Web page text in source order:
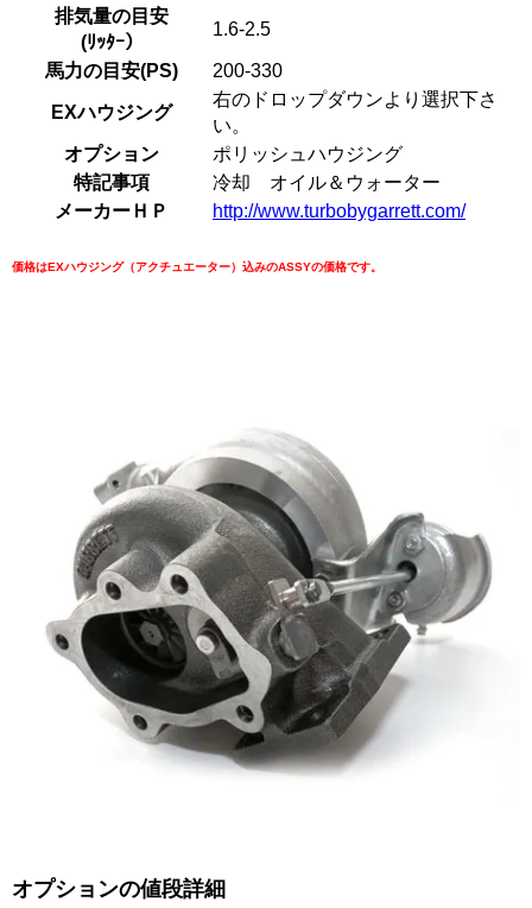
排気量の目安
(ﾘｯﾀｰ）
1.6-2.5
馬力の目安(PS) 200-330
EXハウジング
右のドロップダウンより選択下さ
い。
オプション
ポリッシュハウジング
特記事項
冷却 オイル＆ウォーター
メーカーＨＰ
http://www.turbobygarrett.com/
価格はEXハウジング（アクチュエーター）込みのASSYの価格です。
オプションの値段詳細